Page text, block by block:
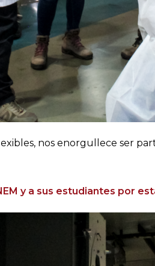
nos enorgullece ser
y a sus estudiantes por